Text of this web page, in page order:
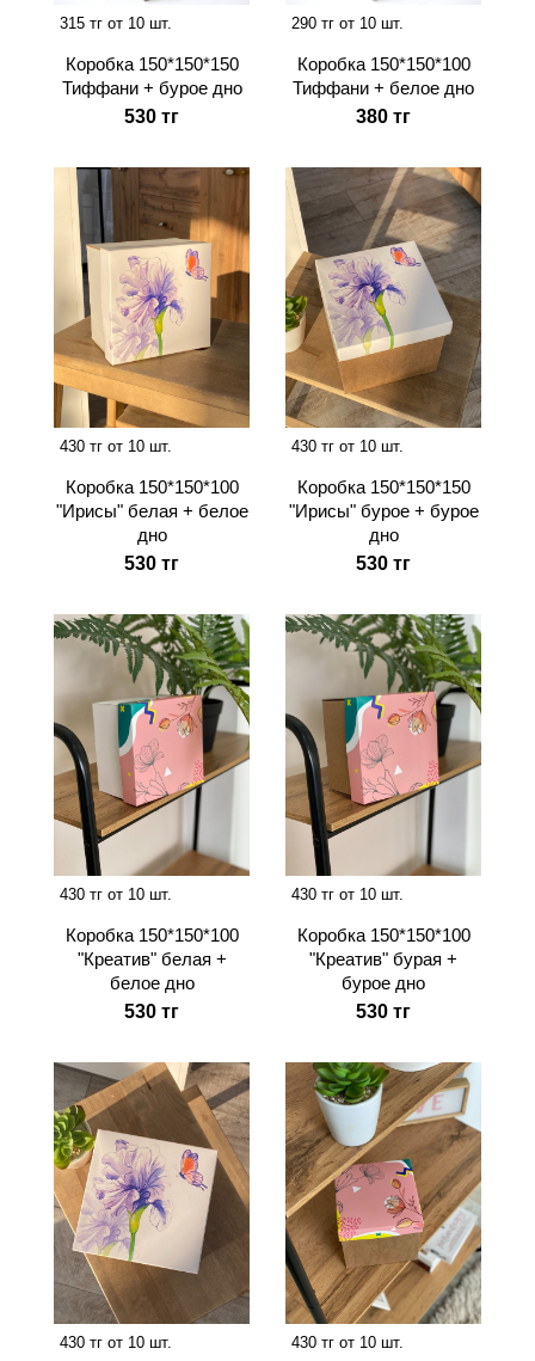
315 тг от 10 шт.
Коробка 150*150*150
Тиффани + бурое дно
530 тг
290 тг от 10 шт.
Коробка 150*150*100
Тиффани + белое дно
380 тг
430 тг от 10 шт.
Коробка 150*150*100
"Ирисы" белая + белое
дно
530 тг
430 тг от 10 шт.
Коробка 150*150*150
"Ирисы" бурое + бурое
дно
530 тг
430 тг от 10 шт.
Коробка 150*150*100
"Креатив" белая +
белое дно
530 тг
430 тг от 10 шт.
Коробка 150*150*100
"Креатив" бурая +
бурое дно
530 тг
430 тг от 10 шт. 430 тг от 10 шт.